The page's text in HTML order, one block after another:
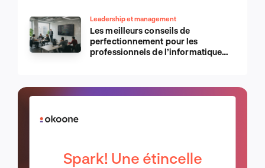
Leadership et management
Les meilleurs conseils de
perfectionnement pour les
professionnels de l’informatique
Spark! Une étincelle